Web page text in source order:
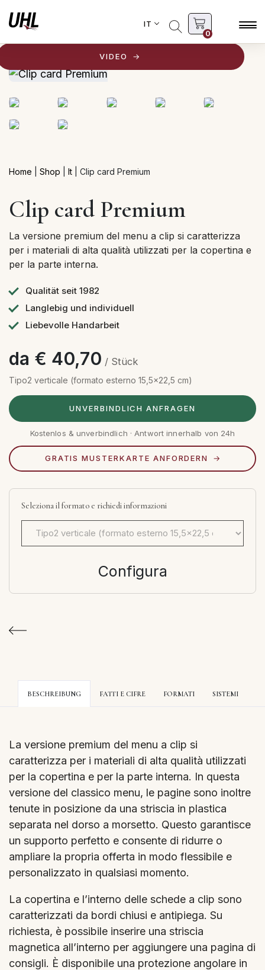
IT
0
VIDEO
Home Shop It Clip card Premium
Clip card Premium
La versione premium del menu a clip si caratterizza
per i materiali di alta qualità utilizzati per la copertina e
per la parte interna.
Qualität seit 1982
Langlebig und individuell
Liebevolle Handarbeit
da € 40,70 / Stück
Tipo2 verticale (formato esterno 15,5x22,5 cm)
UNVERBINDLICH ANFRAGEN
Kostenlos & unverbindlich · Antwort innerhalb von 24h
GRATIS MUSTERKARTE ANFORDERN
Seleziona il formato e richiedi informazioni
Configura
BESCHREIBUNG FATTI E CIFRE FORMATI SISTEMI
La versione premium del menu a clip si
caratterizza per i materiali di alta qualità utilizzati
per la copertina e per la parte interna. In questa
versione del classico menu, le pagine sono inoltre
tenute in posizione da una striscia in plastica
separata nel dorso a morsetto. Questo garantisce
un supporto perfetto e consente di ridurre o
ampliare la propria offerta in modo flessibile e
personalizzato in qualsiasi momento.
La copertina e l’interno delle schede a clip sono
caratterizzati da bordi chiusi e antipiega. Su
richiesta, è possibile inserire una striscia
magnetica all’interno per aggiungere una pagina di
consigli. È disponibile una protezione angolare in